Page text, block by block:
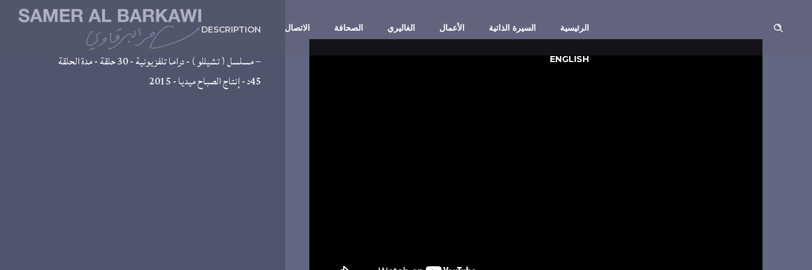
الرئيسية السيرة الذاتية الأعمال الغاليري الصحافة الاتصال
ENGLISH
DESCRIPTION
– مسلسل ( تشيللو ) - دراما تلفزيونية - 30 حلقة - مدة الحلقة
45د - إنتاج الصباح ميديا - 2015